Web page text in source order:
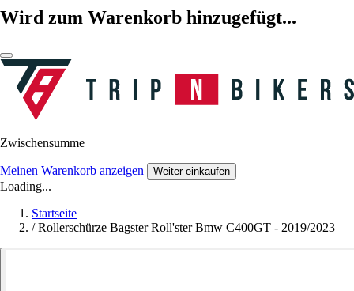
Wird zum Warenkorb hinzugefügt...
Zwischensumme
Meinen Warenkorb anzeigen Weiter einkaufen
Loading...
Startseite
/ Rollerschürze Bagster Roll'ster Bmw C400GT - 2019/2023